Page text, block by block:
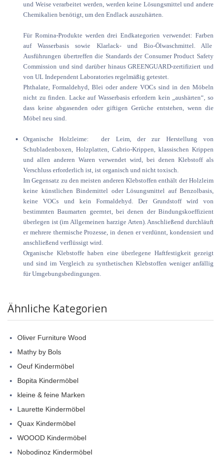
und Weise verarbeitet werden, werden keine Lösungsmittel und andere
Chemikalien benötigt, um den Endlack auszuhärten.
Für Romina-Produkte werden drei Endkategorien verwendet: Farben
auf Wasserbasis sowie Klarlack- und Bio-Ölwaschmittel. Alle
Ausführungen übertreffen die Standards der Consumer Product Safety
Commission und sind darüber hinaus GREENGUARD-zertifiziert und
von UL Independent Laboratories regelmäßig getestet.
Phthalate, Formaldehyd, Blei oder andere VOCs sind in den Möbeln
nicht zu finden. Lacke auf Wasserbasis erfordern kein „aushärten“, so
dass keine abgasenden oder giftigen Gerüche entstehen, wenn die
Möbel neu sind.
Organische Holzleime: der Leim, der zur Herstellung von
Schubladenboxen, Holzplatten, Cabrio-Krippen, klassischen Krippen
und allen anderen Waren verwendet wird, bei denen Klebstoff als
Verschluss erforderlich ist, ist organisch und nicht toxisch.
Im Gegensatz zu den meisten anderen Klebstoffen enthält der Holzleim
keine künstlichen Bindemittel oder Lösungsmittel auf Benzolbasis,
keine VOCs und kein Formaldehyd. Der Grundstoff wird von
bestimmten Baumarten geerntet, bei denen der Bindungskoeffizient
überlegen ist (im Allgemeinen harzige Arten). Anschließend durchläuft
er mehrere thermische Prozesse, in denen er verdünnt, kondensiert und
anschließend verflüssigt wird.
Organische Klebstoffe haben eine überlegene Haftfestigkeit gezeigt
und sind im Vergleich zu synthetischen Klebstoffen weniger anfällig
für Umgebungsbedingungen.
Ähnliche Kategorien
Oliver Furniture Wood
Mathy by Bols
Oeuf Kindermöbel
Bopita Kindermöbel
kleine & feine Marken
Laurette Kindermöbel
Quax Kindermöbel
WOOOD Kindermöbel
Nobodinoz Kindermöbel